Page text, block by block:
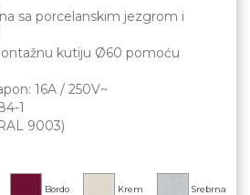
sa porcelanskim jezgrom i
kutiju Ø60 pomoću
16A / 250V~
1
9003)
Bordo Krem
Srebrna